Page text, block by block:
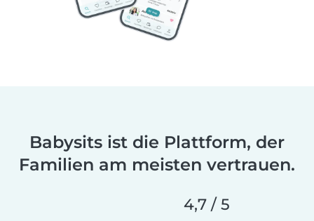
Babysits ist die Plattform, der
Familien am meisten vertrauen.
4,7 / 5